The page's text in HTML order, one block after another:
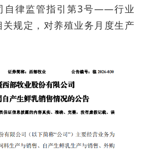
自律监管指引第3号——行业
规定，对养殖业务月度生产